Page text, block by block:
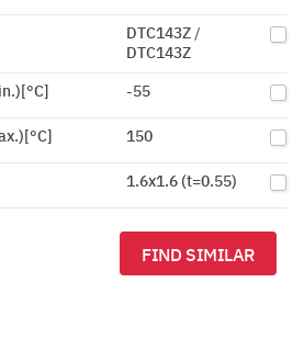
DTC143Z /
DTC143Z
-55
150
1.6x1.6 (t=0.55)
FIND SIMILAR